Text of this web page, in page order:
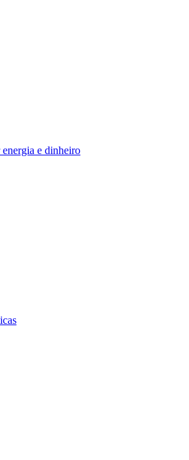
e dinheiro